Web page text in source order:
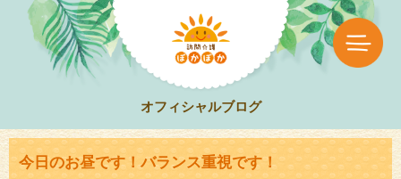
オフィシャルブログ
今日のお昼です！バランス重視です！